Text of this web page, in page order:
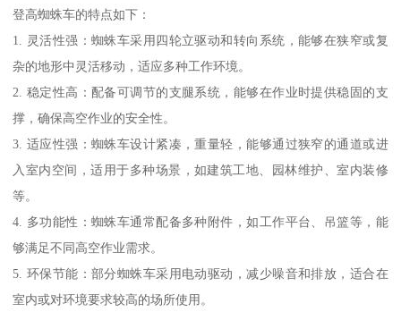
登高蜘蛛车的特点如下：
1. 灵活性强：蜘蛛车采用四轮立驱动和转向系统，能够在狭窄或复
杂的地形中灵活移动，适应多种工作环境。
2. 稳定性高：配备可调节的支腿系统，能够在作业时提供稳固的支
撑，确保高空作业的安全性。
3. 适应性强：蜘蛛车设计紧凑，重量轻，能够通过狭窄的通道或进
入室内空间，适用于多种场景，如建筑工地、园林维护、室内装修
等。
4. 多功能性：蜘蛛车通常配备多种附件，如工作平台、吊篮等，能
够满足不同高空作业需求。
5. 环保节能：部分蜘蛛车采用电动驱动，减少噪音和排放，适合在
室内或对环境要求较高的场所使用。